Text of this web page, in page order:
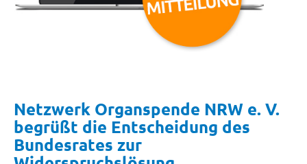
Netzwerk Organspende NRW e. V.
begrüßt die Entscheidung des
Bundesrates zur